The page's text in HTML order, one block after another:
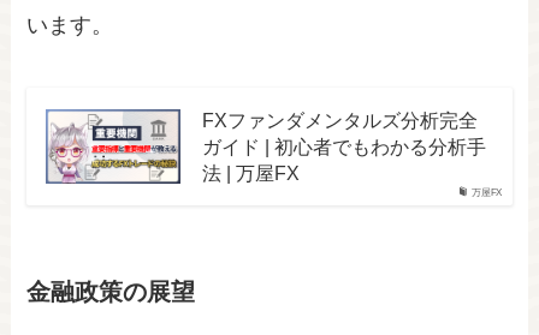
います。
万屋FX
FXファンダメンタルズ分析完全
ガイド | 初心者でもわかる分析手
法 | 万屋FX
金融政策の展望